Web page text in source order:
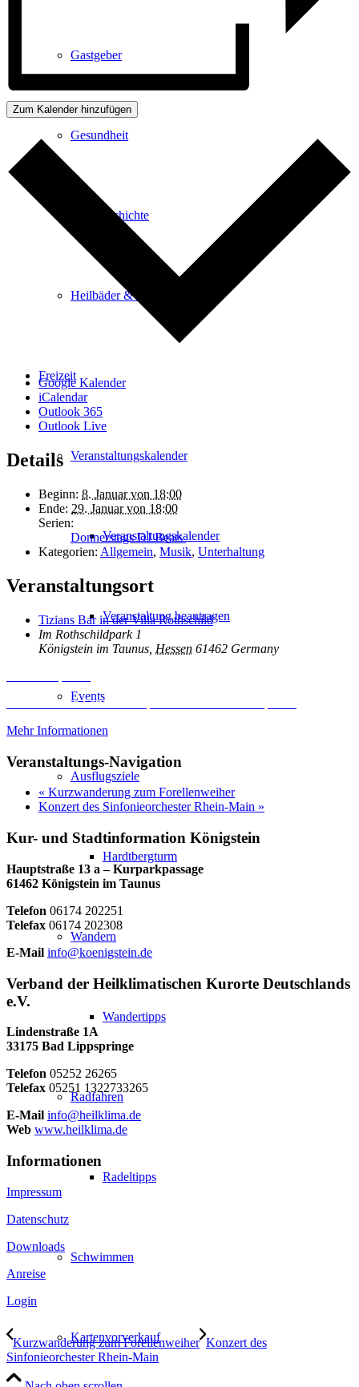
Gastgeber
Gesundheit
Stadtgeschichte
Heilbäder & Kurorte
Freizeit
Veranstaltungskalender
Veranstaltungskalender
Veranstaltung beantragen
Events
Ausflugsziele
Hardtbergturm
Wandern
Wandertipps
Radfahren
Radeltipps
Schwimmen
Kartenvorverkauf
Zum Kalender hinzufügen
Google Kalender
iCalendar
Outlook 365
Outlook Live
Details
Beginn: 8. Januar von 18:00
Ende: 29. Januar von 18:00
Serien:
Donnerstags DJ Beats
Kategorien: Allgemein, Musik, Unterhaltung
Veranstaltungsort
Tizians Bar in der Villa Rothschild
Im Rothschildpark 1
Königstein im Taunus Hessen 61462 Germany
Erforderlichen Service akzeptieren und Inhalte entsperren
Mehr Informationen
Veranstaltungs-Navigation
« Kurzwanderung zum Forellenweiher
Konzert des Sinfonieorchester Rhein-Main »
Kur- und Stadtinformation Königstein
Hauptstraße 13 a – Kurparkpassage
61462 Königstein im Taunus
Telefon 06174 202251
Telefax 06174 202308
E-Mail info@koenigstein.de
Verband der Heilklimatischen Kurorte Deutschlands
e.V.
Lindenstraße 1A
33175 Bad Lippspringe
Telefon 05252 26265
Telefax 05251 1322733265
E-Mail info@heilklima.de
Web www.heilklima.de
Informationen
Impressum
Datenschutz
Downloads
Anreise
Login
Kurzwanderung zum Forellenweiher Konzert des
Sinfonieorchester Rhein-Main